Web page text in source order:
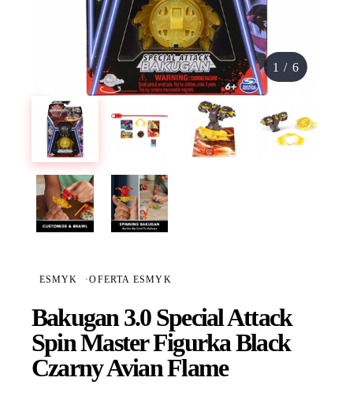
1 / 6
ESMYK ·OFERTA ESMYK
Bakugan 3.0 Special Attack
Spin Master Figurka Black
Czarny Avian Flame